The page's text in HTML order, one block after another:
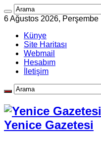
6 Ağustos 2026, Perşembe
Künye
Site Haritası
Webmail
Hesabım
İletişim
Yenice Gazetesi